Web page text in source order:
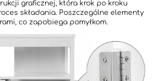
graficznej, która krok po kroku
składania. Poszczególne elementy
co zapobiega pomyłkom.